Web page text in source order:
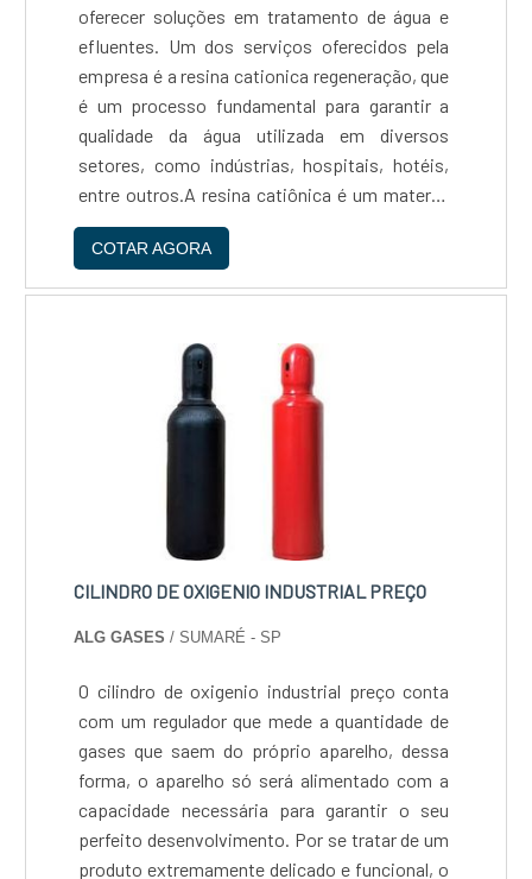
oferecer soluções em tratamento de água e
efluentes. Um dos serviços oferecidos pela
empresa é a resina cationica regeneração, que
é um processo fundamental para garantir a
qualidade da água utilizada em diversos
setores, como indústrias, hospitais, hotéis,
entre outros.A resina catiônica é um material
utilizado em sistemas de tratamento de água
para remover íons positivos, como cálcio,
magnésio e ferro, que podem causar
equipamentos. Com o tempo, a resina perde
sua capacidade de troca iônica e precisa ser
regenerada para continuar funcionando de
forma eficiente.EFICIÊNCIA E QUALIDADE
COMPROVADAA resina cationica regeneração
conhecimento técnico e equipamentos
especializados. A Reaton conta com uma
equipe de profissionais altamente
qualificados e equipamentos de última
geração para realizar esse serviço com
para regenerar a resina catiônica de seu
sistema de tratamento de água, você pode ter
a certeza de que está contando com uma
empresa de confiança, que utiliza os melhores
materiais e técnicas disponíveis no
mercado. Além disso, a Reaton oferece
COTAR AGORA
CILINDRO DE OXIGENIO INDUSTRIAL PREÇO​
ALG GASES / SUMARÉ - SP
O cilindro de oxigenio industrial preço conta
com um regulador que mede a quantidade de
gases que saem do próprio aparelho, dessa
forma, o aparelho só será alimentado com a
capacidade necessária para garantir o seu
perfeito desenvolvimento. Por se tratar de um
produto extremamente delicado e funcional, o